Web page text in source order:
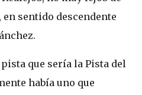
en sentido descendente
que sería la Pista del
había uno que